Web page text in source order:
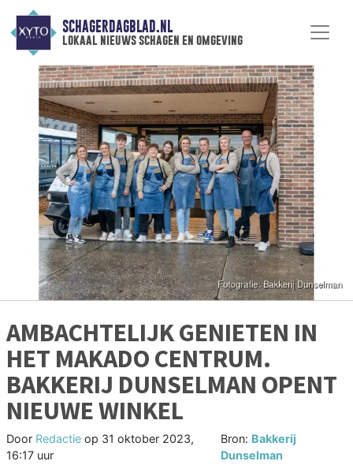
SCHAGERDAGBLAD.NL
lokaal nieuws schagen en omgeving
AMBACHTELIJK GENIETEN IN
HET MAKADO CENTRUM.
BAKKERIJ DUNSELMAN OPENT
NIEUWE WINKEL
Door Redactie op 31 oktober 2023,
16:17 uur
Bron: Bakkerij
Dunselman